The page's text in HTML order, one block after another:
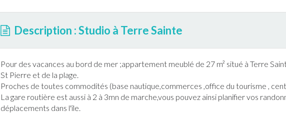
Description : Studio à Terre Sainte
Pour des vacances au bord de mer ;appartementmeublé de 27 m² situé à Terre
St Pierre et de la plage.
Proches de toutes commodités (base nautique,commerces ,office du tourisme ,
La gare routière est aussi à 2 à 3mn de marche,vous pouvez ainsi planifier vos
déplacements dans l'île.